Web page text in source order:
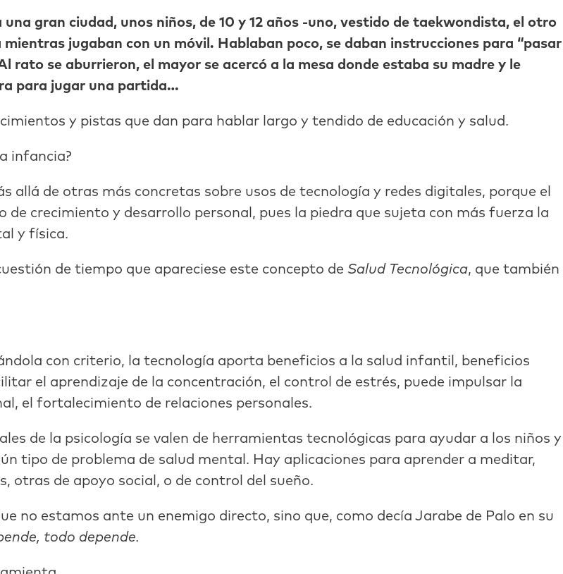
gran ciudad, unos niños, de 10 y 12 años -uno, vestido de taekwondista, el otro
jugaban con un móvil. Hablaban poco, se daban instrucciones para “pasar
rato se aburrieron, el mayor se acercó a la mesa donde estaba su madre y le
para jugar una partida…
y pistas que dan para hablar largo y tendido de educación y salud.
infancia?
allá de otras más concretas sobre usos de tecnología y redes digitales, porque el
crecimiento y desarrollo personal, pues la piedra que sujeta con más fuerza la
y física.
de tiempo que apareciese este concepto de Salud Tecnológica, que también
con criterio, la tecnología aporta beneficios a la salud infantil, beneficios
el aprendizaje de la concentración, el control de estrés, puede impulsar la
el fortalecimiento de relaciones personales.
de la psicología se valen de herramientas tecnológicas para ayudar a los niños y
tipo de problema de salud mental. Hay aplicaciones para aprender a meditar,
otras de apoyo social, o de control del sueño.
no estamos ante un enemigo directo, sino que, como decía Jarabe de Palo en su
todo depende.